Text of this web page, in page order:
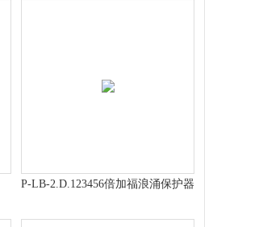
P-LB-2.D.123456倍加福浪涌保护器